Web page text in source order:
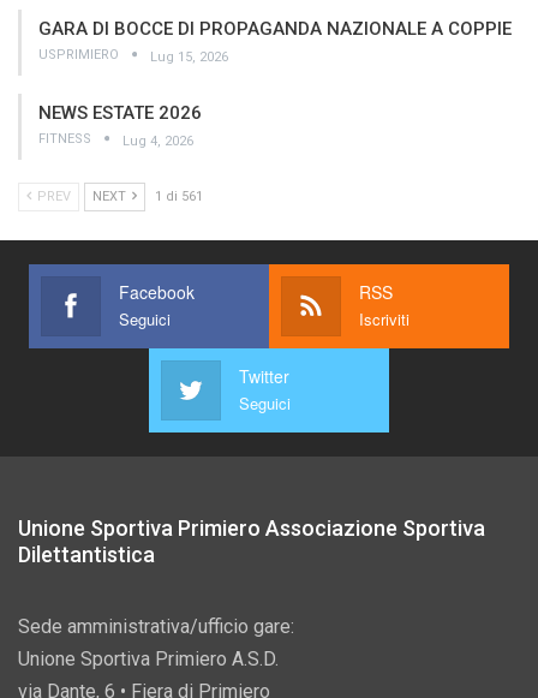
GARA DI BOCCE DI PROPAGANDA NAZIONALE A COPPIE
USPRIMIERO Lug 15, 2026
NEWS ESTATE 2026
FITNESS Lug 4, 2026
PREV NEXT 1 di 561
Facebook
Seguici
RSS
Iscriviti
Twitter
Seguici
Unione Sportiva Primiero Associazione Sportiva
Dilettantistica
Sede amministrativa/ufficio gare:
Unione Sportiva Primiero A.S.D.
via Dante, 6 • Fiera di Primiero